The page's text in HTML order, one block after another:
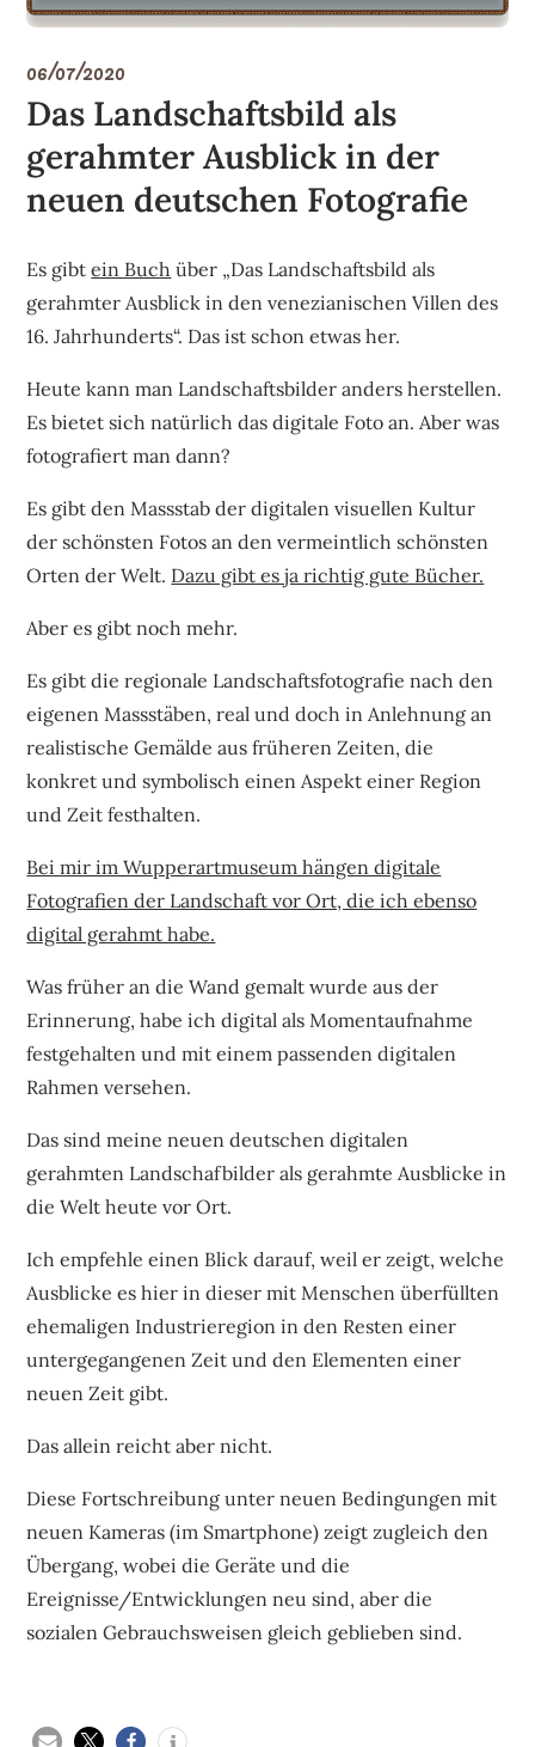
06/07/2020
Das Landschaftsbild als
gerahmter Ausblick in der
neuen deutschen Fotografie
Es gibtein Buch über „Das Landschaftsbild als
gerahmter Ausblick in den venezianischen Villen des
16. Jahrhunderts“. Das ist schon etwas her.
Heute kann man Landschaftsbilder anders herstellen.
Es bietet sich natürlich das digitale Foto an. Aber was
fotografiert man dann?
Es gibt den Massstab der digitalen visuellen Kultur
der schönsten Fotos an den vermeintlich schönsten
Orten der Welt. Dazu gibt es ja richtig gute Bücher.
Aber es gibt noch mehr.
Es gibt die regionale Landschaftsfotografie nach den
eigenen Massstäben, real und doch in Anlehnung an
realistische Gemälde aus früheren Zeiten, die
konkret und symbolisch einen Aspekt einer Region
und Zeit festhalten.
Bei mir im Wupperartmuseum hängen digitale
Fotografien der Landschaft vor Ort, die ich ebenso
digital gerahmt habe.
Was früher an die Wand gemalt wurde aus der
Erinnerung, habe ich digital als Momentaufnahme
festgehalten und mit einem passenden digitalen
Rahmen versehen.
Das sind meine neuen deutschen digitalen
gerahmten Landschafbilder als gerahmte Ausblicke in
die Welt heute vor Ort.
Ich empfehle einen Blick darauf, weil er zeigt, welche
Ausblicke es hier in dieser mit Menschen überfüllten
ehemaligen Industrieregion in den Resten einer
untergegangenen Zeit und den Elementen einer
neuen Zeit gibt.
Das allein reicht aber nicht.
Diese Fortschreibung unter neuen Bedingungen mit
neuen Kameras (im Smartphone) zeigt zugleich den
Übergang, wobei die Geräte und die
Ereignisse/Entwicklungen neu sind, aber die
sozialen Gebrauchsweisen gleich geblieben sind.